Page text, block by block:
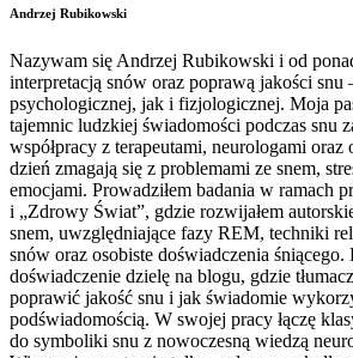
Andrzej Rubikowski
Nazywam się Andrzej Rubikowski i od
interpretacją snów oraz poprawą jakości snu
psychologicznej, jak i fizjologicznej. Moja
tajemnic ludzkiej świadomości podczas snu
współpracy z terapeutami, neurologami oraz
dzień zmagają się z problemami ze snem,
emocjami. Prowadziłem badania w ramach
i „Zdrowy Świat”, gdzie rozwijałem
snem, uwzględniające fazy REM, techniki
snów oraz osobiste doświadczenia
doświadczenie dzielę na blogu, gdzie
poprawić jakość snu i jak świadomie
podświadomością. W swojej pracy łączę
do symboliki snu z nowoczesną wiedzą